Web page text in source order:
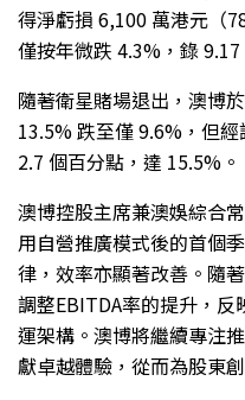
得淨虧損 6,100 萬港元（
僅按年微跌 4.3%，錄
隨著衛星賭場退出，澳博
13.5% 跌至僅 9.6%，但
2.7 個百分點，達 15.5%。
澳博控股主席兼澳娛綜合
用自營推廣模式後的首個
律，效率亦顯著改善。隨
調整EBITDA率的提升，
運架構。澳博將繼續專注
獻卓越體驗，從而為股東